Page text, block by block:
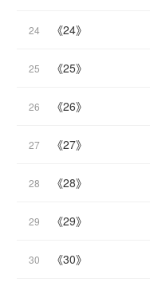
24 《24》
25 《25》
26 《26》
27 《27》
28 《28》
29 《29》
30 《30》